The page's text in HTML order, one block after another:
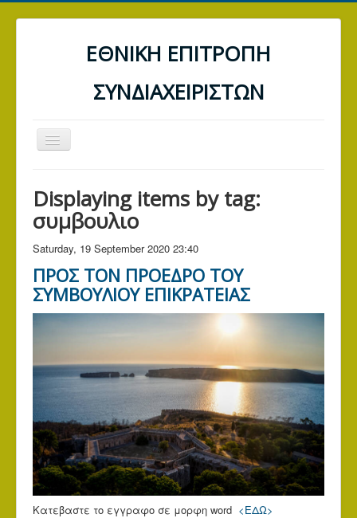
ΕΘΝΙΚΗ ΕΠΙΤΡΟΠΗ
ΣΥΝΔΙΑΧΕΙΡΙΣΤΩΝ
Toggle
Navigation
ΤΡΑΠΕΖΕΣ
ΔΕΗ
Α.Α.Δ.Ε. (ΕΦΟΡΙΑ)
ΓΕΝΙΚΑ ΑΡΘΡΑ
ΕΠΙΚΟΙΝΩΝΙΑ
Displaying items by tag:
συμβουλιο
Saturday, 19 September 2020 23:40
ΠΡΟΣ ΤΟΝ ΠΡΟΕΔΡΟ ΤΟΥ
ΣΥΜΒΟΥΛΙΟΥ ΕΠΙΚΡΑΤΕΙΑΣ
Κατεβαστε το εγγραφο σε μορφη word <ΕΔΩ>